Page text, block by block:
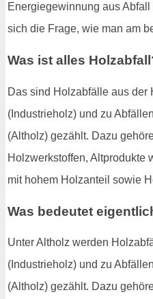
Energiegewinnung aus
sich die Frage, wie man am
Was ist alles
Das sind Holzabfälle aus der
(Industrieholz) und zu
(Altholz) gezählt. Dazu
Holzwerkstoffen, Altprodukte
mit hohem Holzanteil sowie
Was bedeutet
Unter Altholz werden
(Industrieholz) und zu
(Altholz) gezählt. Dazu